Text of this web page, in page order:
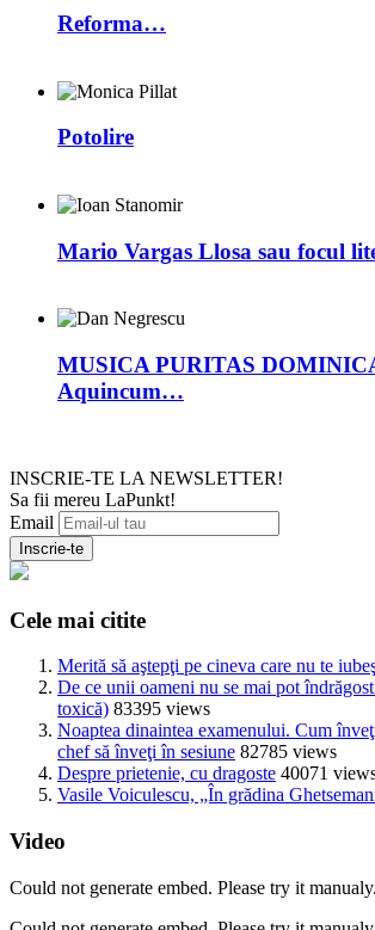
Reforma…
Potolire
Mario Vargas Llosa sau focul
MUSICA PURITAS
Aquincum…
INSCRIE-TE LA NEWSLETTER!
Sa fii mereu LaPunkt!
Email
Cele mai citite
Merită să aştepţi pe cineva care nu te
De ce unii oameni nu se mai pot
toxică) 83395 views
Noaptea dinaintea examenului. Cum
chef să înveţi în sesiune 82785 views
Despre prietenie, cu dragoste 40071
Vasile Voiculescu, „În grădina
Video
Could not generate embed. Please try it manualy.